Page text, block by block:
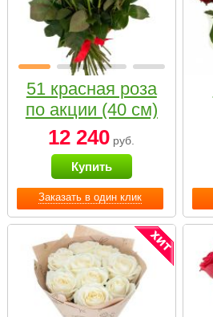
Заказать в один клик
51 красная роза
по акции (40 см)
12 240 руб.
Купить